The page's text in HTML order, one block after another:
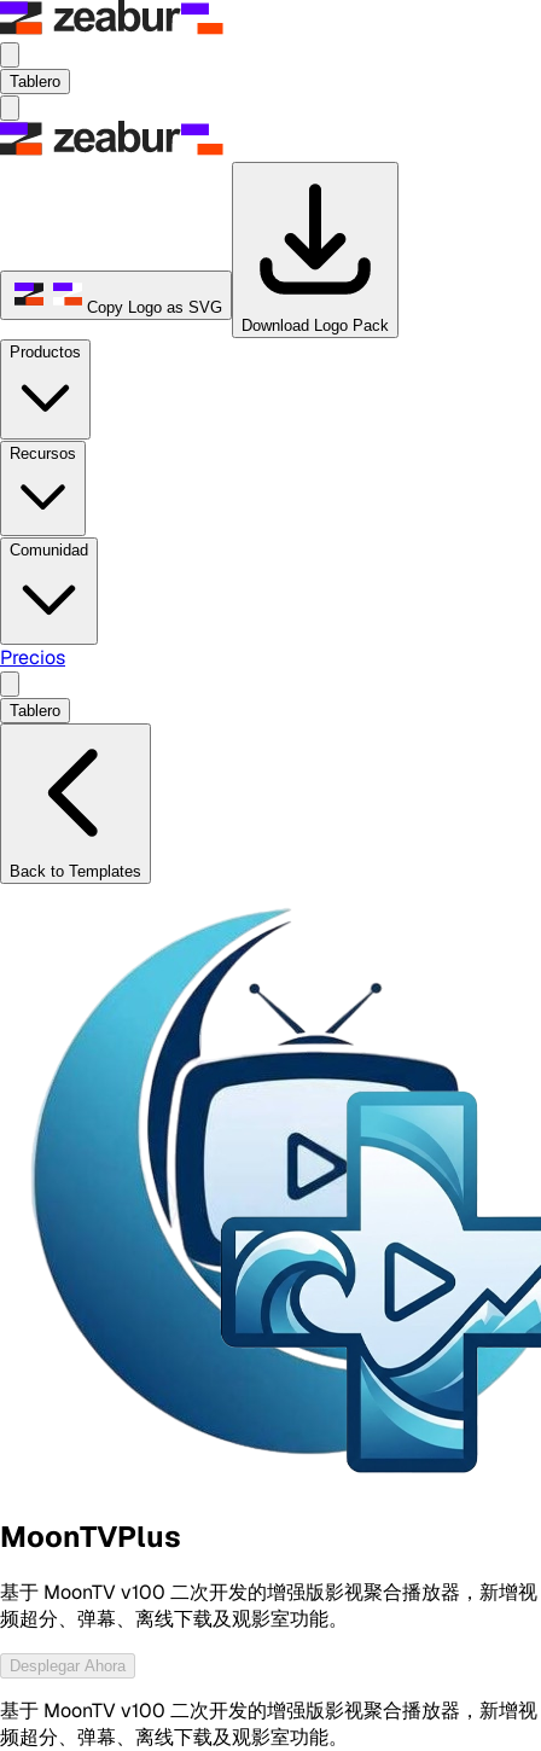
Tablero
Copy Logo as SVG
Download Logo Pack
Productos
Recursos
Comunidad
Precios
Tablero
Back to Templates
MoonTVPlus
基于 MoonTV v100 二次开发的增强版影视聚合播放器，新增视
频超分、弹幕、离线下载及观影室功能。
Desplegar Ahora
基于 MoonTV v100 二次开发的增强版影视聚合播放器，新增视
频超分、弹幕、离线下载及观影室功能。